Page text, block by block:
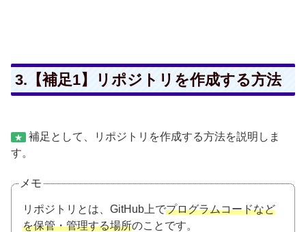
3.【補足1】リポジトリを作成する方法
★
補足として、リポジトリを作成する方法を説明しま
す。
メモ
リポジトリとは、GitHub上でプログラムコードなど
を保管・管理する場所のことです。